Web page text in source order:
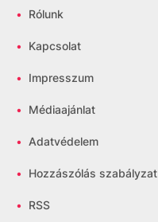
• Rólunk
• Kapcsolat
• Impresszum
• Médiaajánlat
• Adatvédelem
• Hozzászólás szabályzat
• RSS